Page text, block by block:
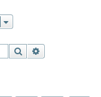
Поиск